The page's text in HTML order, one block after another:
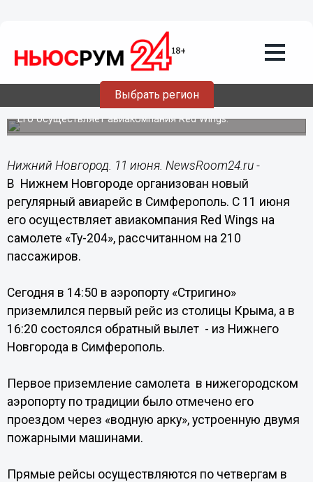
Выбрать регион
В Нижнем Новгороде организован
новый регулярный авиарейс в
Его осуществляет авиакомпания Red Wings.
Нижний Новгород. 11 июня. NewsRoom24.ru -
В Нижнем Новгороде организован новый
регулярный авиарейс в Симферополь. С 11 июня
его осуществляет авиакомпания Red Wings на
самолете «Ту-204», рассчитанном на 210
пассажиров.
Сегодня в 14:50 в аэропорту «Стригино»
приземлился первый рейс из столицы Крыма, а в
16:20 состоялся обратный вылет - из Нижнего
Новгорода в Симферополь.
Первое приземление самолета в нижегородском
аэропорту по традиции было отмечено его
проездом через «водную арку», устроенную двумя
пожарными машинами.
Прямые рейсы осуществляются по четвергам в